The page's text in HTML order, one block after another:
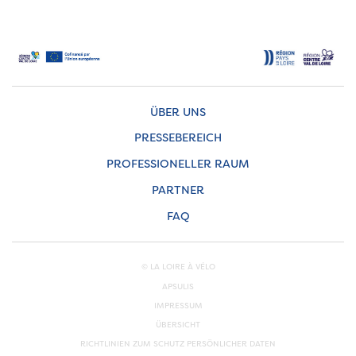
ÜBER UNS
PRESSEBEREICH
PROFESSIONELLER RAUM
PARTNER
FAQ
© LA LOIRE À VÉLO
APSULIS
IMPRESSUM
ÜBERSICHT
RICHTLINIEN ZUM SCHUTZ PERSÖNLICHER DATEN